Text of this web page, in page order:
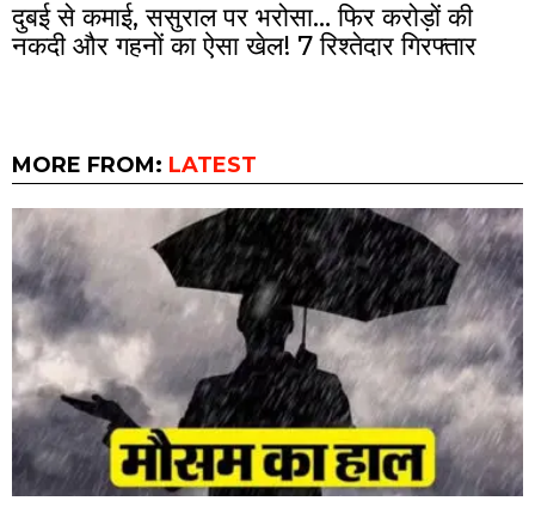
दुबई से कमाई, ससुराल पर भरोसा… फिर करोड़ों की
नकदी और गहनों का ऐसा खेल! 7 रिश्तेदार गिरफ्तार
MORE FROM: LATEST